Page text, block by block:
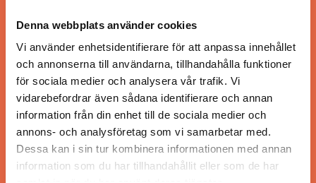
Denna webbplats använder cookies
Vi använder enhetsidentifierare för att anpassa innehållet
och annonserna till användarna, tillhandahålla funktioner
för sociala medier och analysera vår trafik. Vi
vidarebefordrar även sådana identifierare och annan
information från din enhet till de sociala medier och
annons- och analysföretag som vi samarbetar med.
Dessa kan i sin tur kombinera informationen med annan
information som du har tillhandahållit eller som de har
Tidningen ges ut avVisita
ANSVARIG UTGIVARE
Jonas Siljhammar
UPPHOVSRÄTT